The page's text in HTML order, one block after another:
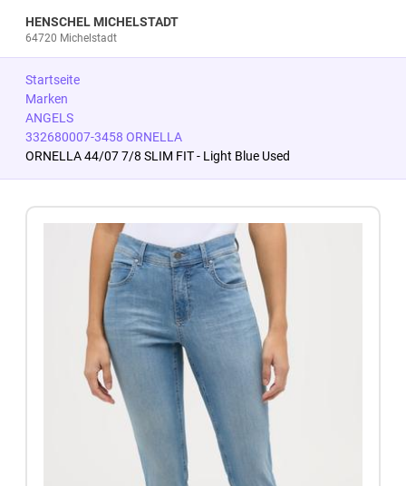
HENSCHEL MICHELSTADT
64720 Michelstadt
Startseite
Marken
ANGELS
332680007-3458 ORNELLA
ORNELLA 44/07 7/8 SLIM FIT - Light Blue Used
Zum Produkt springen
Zur Produktbeschreibung springen